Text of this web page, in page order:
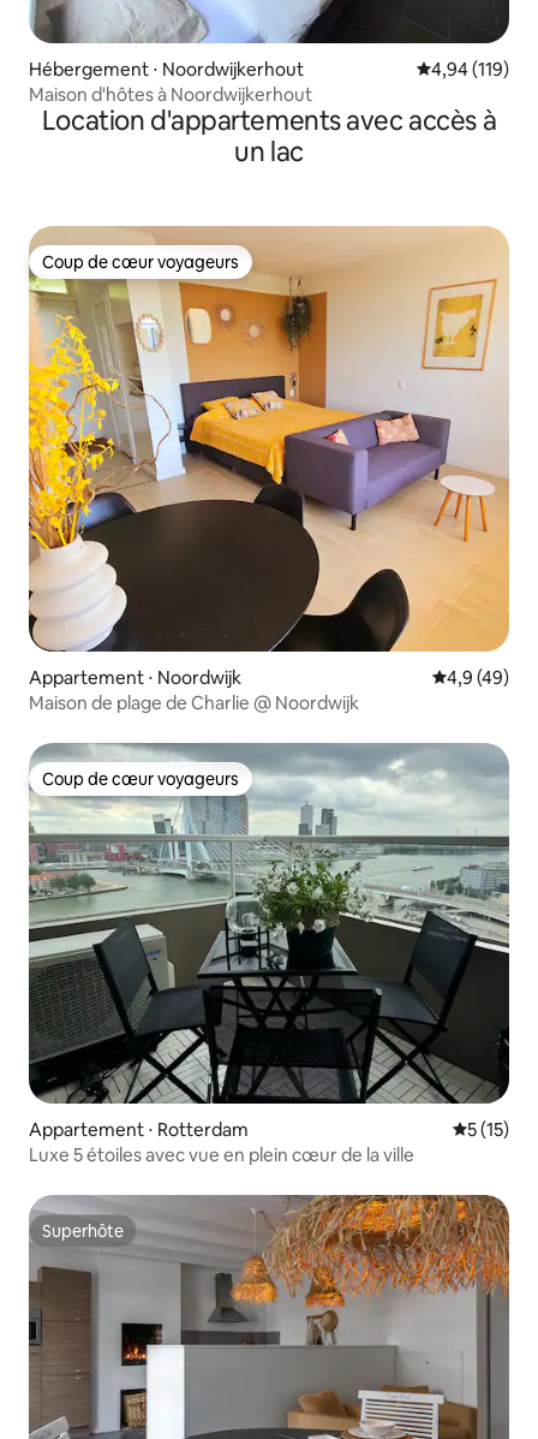
Hébergement ⋅ Noordwijkerhout Évaluation
4,94 (119)
Maison d'hôtes à Noordwijkerhout
Location d'appartements avec accès à
un lac
Coup de cœur voyageurs
Coup de cœur voyageurs
Appartement ⋅ Noordwijk Évaluation
4,9 (49)
Maison de plage de Charlie @ Noordwijk
Coup de cœur voyageurs
Coup de cœur voyageurs
Appartement ⋅ Rotterdam
5 (15)
Luxe 5 étoiles avec vue en plein cœur de la ville
Superhôte
Superhôte